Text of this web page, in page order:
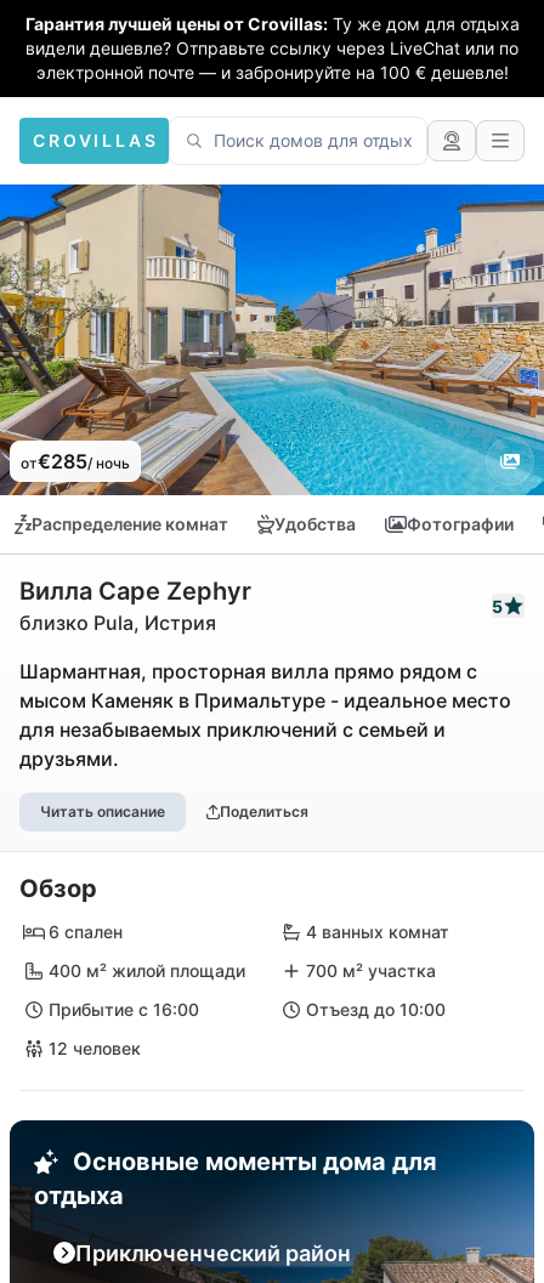
Гарантия лучшей цены от Crovillas: Ту же дом для отдыха
видели дешевле? Отправьте ссылку через LiveChat или по
электронной почте — и забронируйте на 100 € дешевле!
CROVILLAS
от€285/ ночь
Распределение комнат Удобства Фотографии
Вилла Cape Zephyr
близко Pula, Истрия
5
Шармантная, просторная вилла прямо рядом с
мысом Каменяк в Примальтуре - идеальное место
для незабываемых приключений с семьей и
друзьями.
Читать описание Поделиться
Обзор
6 спален
4 ванных комнат
400 м² жилой площади
700 м² участка
Прибытие с 16:00
Отъезд до 10:00
12 человек
Основные моменты дома для
отдыха
Приключенческий район